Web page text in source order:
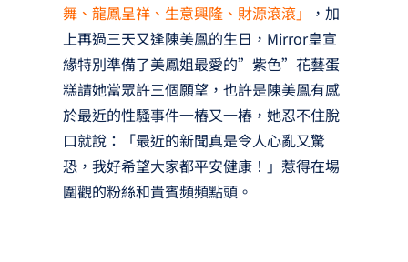
舞、龍鳳呈祥、生意興隆、財源滾滾」
，加
上再過三天又逢陳美鳳的生日，Mirror皇宣
緣特別準備了美鳳姐最愛的”紫色”花藝蛋
糕請她當眾許三個願望，也許是陳美鳳有感
於最近的性騷事件一樁又一樁，她忍不住脫
口就說：「最近的新聞真是令人心亂又驚
恐，我好希望大家都平安健康！」惹得在場
圍觀的粉絲和貴賓頻頻點頭。